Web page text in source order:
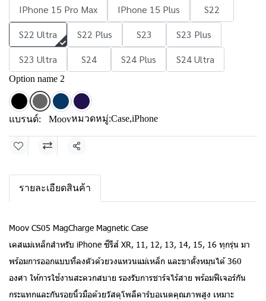
IPhone 15 Pro Max
IPhone 15 Plus
S22
S22 Ultra
S22 Plus S23
S23 Plus
S23 Ultra
S24 S24 Plus S24 Ultra
Option name 2
แบรนด์: Moovหมวดหมู่:Case,iPhone
แชร์
รายละเอียดสินค้า
Moov CS05 MagCharge Magnetic Case
เคสแม่เหล็กสำหรับ iPhone ซีรีส์ XR, 11, 12, 13, 14, 15, 16 ทุกรุ่น มา
พร้อมการออกแบบที่ลงตัวด้วยวงแหวนแม่เหล็ก และขาตั้งหมุนได้ 360
องศา ให้การใช้งานสะดวกสบาย รองรับการชาร์จไร้สาย พร้อมฟีเจอร์กัน
กระแทกและกันรอยนิ้วมือด้วยวัสดุโพลีคาร์บอเนตคุณภาพสูง เหมาะ